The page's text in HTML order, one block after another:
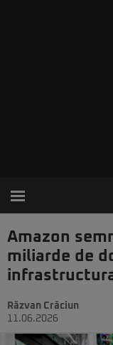
Amazon
miliarde de
Răzvan Crăciun
11.06.2026